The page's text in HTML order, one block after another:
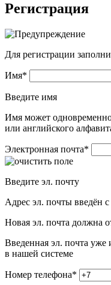
Регистрация
Для регистрации
Имя*
Введите имя
Имя может
или английского
Электронная почта*
Введите эл. почту
Адрес эл. почты введён
Новая эл. почта должна
Введенная эл. почта уже
в нашей системе
Номер телефона*